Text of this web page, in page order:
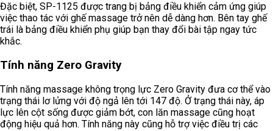
Đặc biệt, SP-1125 được trang bị bảng điều khiển cảm ứng giúp
việc thao tác với ghế massage trở nên dễ dàng hơn. Bên tay ghế
trái là bảng điều khiển phụ giúp bạn thay đổi bài tập ngay tức
khắc.
Tính năng Zero Gravity
Tính năng massage không trọng lực Zero Gravity đưa cơ thể vào
trạng thái lơ lửng với độ ngả lên tới 147 độ. Ở trạng thái này, áp
lực lên cột sống được giảm bớt, con lăn massage cũng hoạt
động hiệu quả hơn. Tính năng này cũng hỗ trợ việc điều trị các